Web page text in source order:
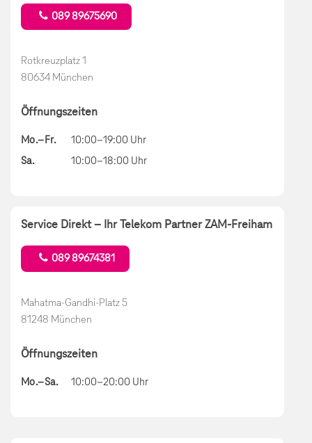
089 89675690
Rotkreuzplatz 1
80634 München
Öffnungszeiten
Mo.–Fr.
10:00–19:00 Uhr
Sa.
10:00–18:00 Uhr
Service Direkt – Ihr Telekom Partner ZAM-Freiham
089 89674381
Mahatma-Gandhi-Platz 5
81248 München
Öffnungszeiten
Mo.–Sa. 10:00–20:00 Uhr